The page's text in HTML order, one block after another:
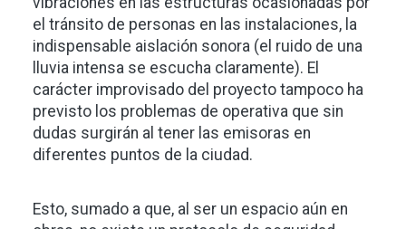
el tránsito de personas en las instalaciones, la
indispensable aislación sonora (el ruido de una
lluvia intensa se escucha claramente). El
carácter improvisado del proyecto tampoco ha
previsto los problemas de operativa que sin
dudas surgirán al tener las emisoras en
diferentes puntos de la ciudad.
Esto, sumado a que, al ser un espacio aún en